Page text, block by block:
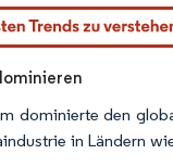
erfordert
dominierte den
in Ländern